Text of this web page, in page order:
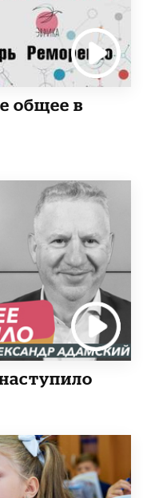
общее в